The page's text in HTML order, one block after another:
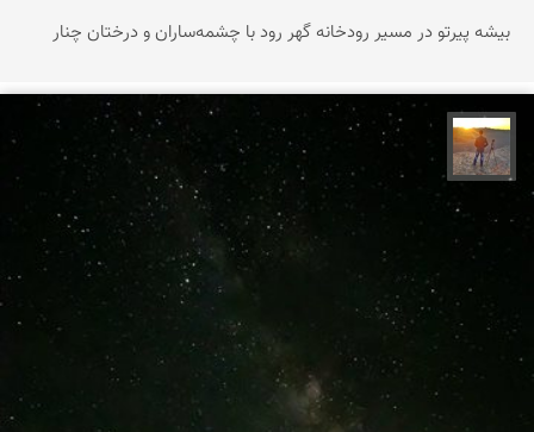
بیشه پیرتو در مسیر رودخانه گهر رود با چشمه‌ساران و درختان چنار
مهدی مخلصیان